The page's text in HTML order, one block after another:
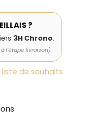
?
3H Chrono.
l'étape livraison)
de souhaits